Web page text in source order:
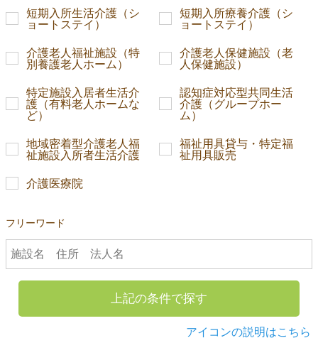
短期入所生活介護（シ
ョートステイ）
短期入所療養介護（シ
ョートステイ）
介護老人福祉施設（特
別養護老人ホーム）
介護老人保健施設（老
人保健施設）
特定施設入居者生活介
護（有料老人ホームな
ど）
認知症対応型共同生活
介護（グループホー
ム）
地域密着型介護老人福
祉施設入所者生活介護
福祉用具貸与・特定福
祉用具販売
介護医療院
フリーワード
上記の条件で探す
アイコンの説明はこちら